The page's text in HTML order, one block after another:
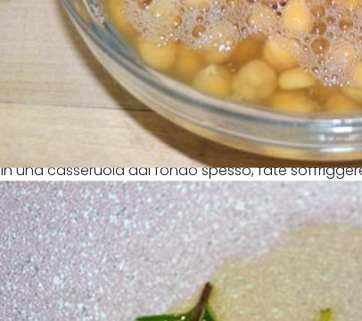
In una casseruola dal fondo spesso, fate
rosmarino e la salvia a fuoco basso facendo